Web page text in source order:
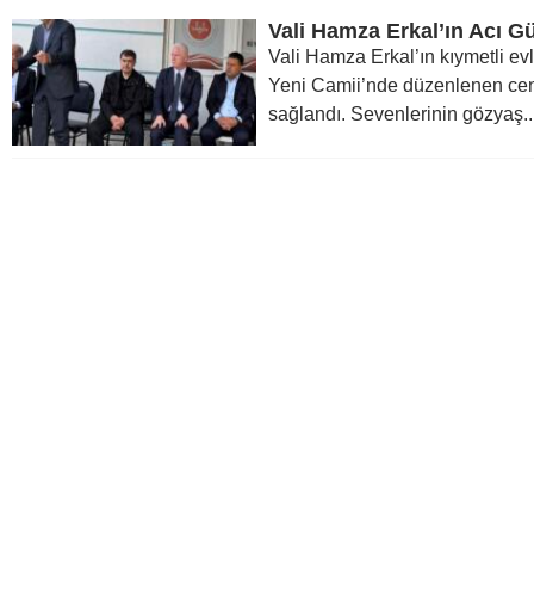
Vali Hamza Erkal’ın kıymetli
Yeni Camii’nde düzenlenen
sağlandı. Sevenlerinin